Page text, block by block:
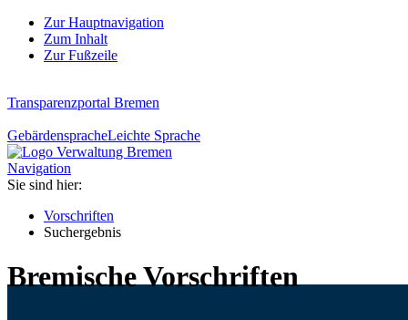
Zur Hauptnavigation
Zum Inhalt
Zur Fußzeile
Transparenzportal Bremen
GebärdenspracheLeichte Sprache
Navigation
Sie sind hier:
Vorschriften
Suchergebnis
Bremische Vorschriften